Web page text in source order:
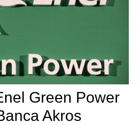
Green Power
Akros